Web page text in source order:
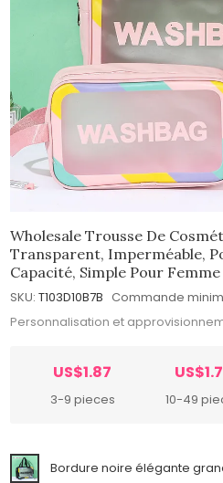
Wholesale Trousse De
Transparent, Imperméable,
Capacité, Simple Pour Femme
SKU: T103D10B7B Commande
Personnalisation et
US$1.87
3-9 pieces 10-49
Bordure noire élégante